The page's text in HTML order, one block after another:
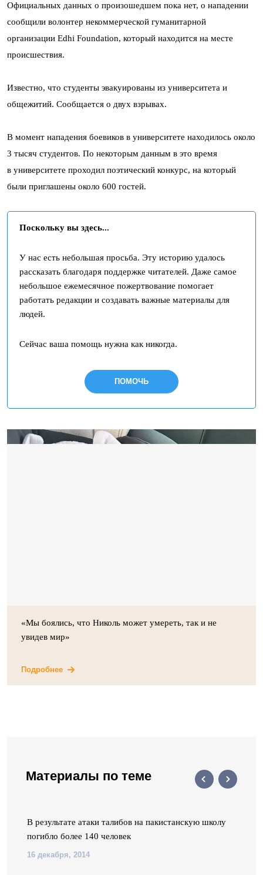
Официальных данных о произошедшем пока нет, о нападении
сообщили волонтер некоммерческой гуманитарной
организации Edhi Foundation, который находится на месте
происшествия.
Известно, что студенты эвакуированы из университета и
общежитий. Сообщается о двух взрывах.
В момент нападения боевиков в университете находилось около
3 тысяч студентов. По некоторым данным в это время
в университете проходил поэтический конкурс, на который
были приглашены около 600 гостей.
Поскольку вы здесь...
У нас есть небольшая просьба. Эту историю удалось
рассказать благодаря поддержке читателей. Даже самое
небольшое ежемесячное пожертвование помогает
работать редакции и создавать важные материалы для
людей.
Сейчас ваша помощь нужна как никогда.
ПОМОЧЬ
«Мы боялись, что Николь может умереть, так и не
увидев мир»
Подробнее
Материалы по теме
В результате атаки талибов на пакистанскую школу
погибло более 140 человек
16 декабря, 2014